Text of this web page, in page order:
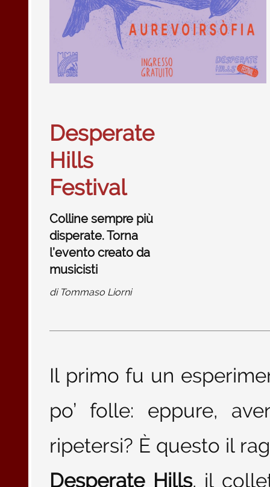
Desperate
Hills
Festival
Colline sempre più
disperate. Torna
l’evento creato da
musicisti
di Tommaso Liorni
Il primo fu un
po’ folle: eppure,
ripetersi? È questo il
Desperate Hills, il